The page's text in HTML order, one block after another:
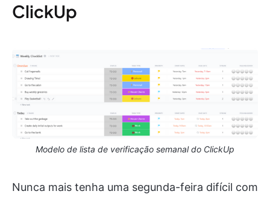
ClickUp
Modelo de lista de verificação semanal do ClickUp
Nunca mais tenha uma segunda-feira difícil com